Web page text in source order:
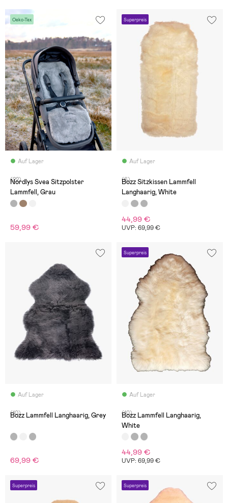
Oeko-Tex
Auf Lager
(22)
Nordlys Svea Sitzpolster
Lammfell, Grau
59,99 €
Superpreis
Auf Lager
(6)
Bozz Sitzkissen Lammfell
Langhaarig, White
44,99 €
UVP: 69,99 €
Auf Lager
(10)
Bozz Lammfell Langhaarig, Grey
69,99 €
Superpreis
Auf Lager
(10)
Bozz Lammfell Langhaarig,
White
44,99 €
UVP: 69,99 €
Superpreis Superpreis